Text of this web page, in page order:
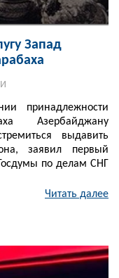
Запад
принадлежности
Азербайджану
выдавить
заявил первый
по делам СНГ
Читать далее